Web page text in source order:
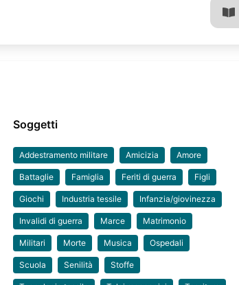
Soggetti
Addestramento militare Amicizia Amore
Battaglie Famiglia Feriti di guerra Figli
Giochi Industria tessile Infanzia/giovinezza
Invalidi di guerra Marce Matrimonio
Militari Morte Musica Ospedali
Scuola Senilità Stoffe